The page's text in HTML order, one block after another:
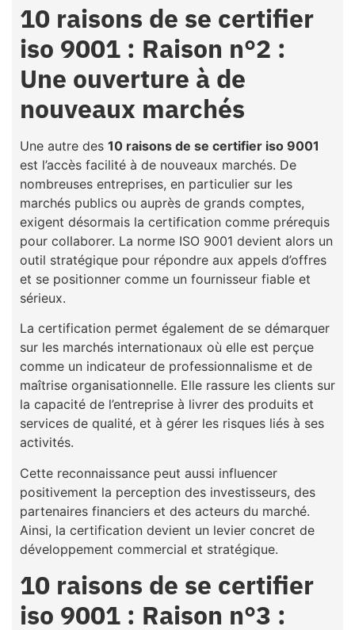
10 raisons de se certifier
iso 9001 : Raison n°2 :
Une ouverture à de
nouveaux marchés
Une autre des 10 raisons de se certifier iso 9001
est l’accès facilité à de nouveaux marchés. De
nombreuses entreprises, en particulier sur les
marchés publics ou auprès de grands comptes,
exigent désormais la certification comme prérequis
pour collaborer. La norme ISO 9001 devient alors un
outil stratégique pour répondre aux appels d’offres
et se positionner comme un fournisseur fiable et
sérieux.
La certification permet également de se démarquer
sur les marchés internationaux où elle est perçue
comme un indicateur de professionnalisme et de
maîtrise organisationnelle. Elle rassure les clients sur
la capacité de l’entreprise à livrer des produits et
services de qualité, et à gérer les risques liés à ses
activités.
Cette reconnaissance peut aussi influencer
positivement la perception des investisseurs, des
partenaires financiers et des acteurs du marché.
Ainsi, la certification devient un levier concret de
développement commercial et stratégique.
10 raisons de se certifier
iso 9001 : Raison n°3 :